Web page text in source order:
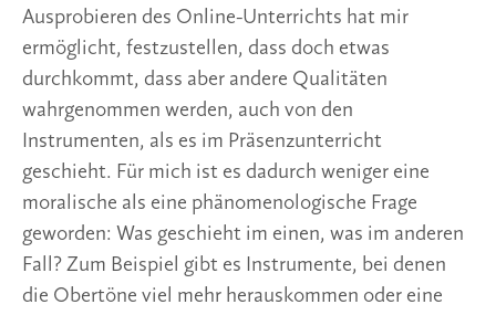
Ausprobieren des Online-Unterrichts hat mir
ermöglicht, festzustellen, dass doch etwas
durchkommt, dass aber andere Qualitäten
wahrgenommen werden, auch von den
Instrumenten, als es im Präsenzunterricht
geschieht. Für mich ist es dadurch weniger eine
moralische als eine phänomenologische Frage
geworden: Was geschieht im einen, was im anderen
Fall? Zum Beispiel gibt es Instrumente, bei denen
die Obertöne viel mehr herauskommen oder eine